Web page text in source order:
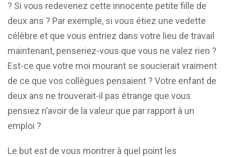
? Si vous redevenez cette innocente petite fille de
deux ans ? Par exemple, si vous étiez une vedette
célèbre et que vous entriez dans votre lieu de travail
maintenant, penseriez-vous que vous ne valez rien ?
Est-ce que votre moi mourant se soucierait vraiment
de ce que vos collègues pensaient ? Votre enfant de
deux ans ne trouverait-il pas étrange que vous
pensiez n’avoir de la valeur que par rapport à un
emploi ?
Le but est de vous montrer à quel point les